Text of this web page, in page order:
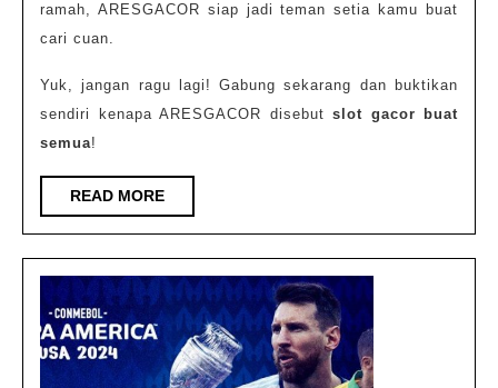
ramah, ARESGACOR siap jadi teman setia kamu buat
cari cuan.
Yuk, jangan ragu lagi! Gabung sekarang dan buktikan
sendiri kenapa ARESGACOR disebut slot gacor buat
semua!
READ MOREREAD
MORE